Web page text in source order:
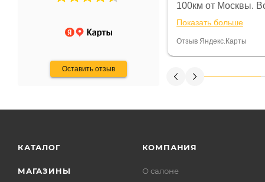
Оставить отзыв
и дают только на год)
100км от Москвы.
спидометре всегда
постоянно были на
Считаю, что это
Показать больше
Отзыв Яндекс.Карты
КАТАЛОГ
МАГАЗИНЫ
КОМПАНИЯ
О салоне